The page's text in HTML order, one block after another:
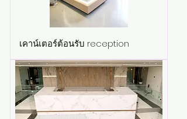
เคาน์เตอร์ต้อนรับ reception